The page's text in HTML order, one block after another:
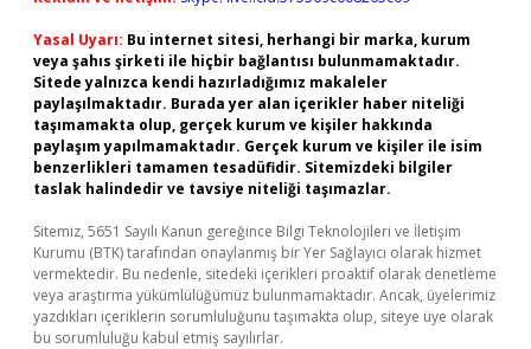
Yasal Uyarı: Bu internet sitesi, herhangi bir marka, kurum
veya şahıs şirketi ile hiçbir bağlantısı bulunmamaktadır.
Sitede yalnızca kendi hazırladığımız makaleler
paylaşılmaktadır. Burada yer alan içerikler haber niteliği
taşımamakta olup, gerçek kurum ve kişiler hakkında
paylaşım yapılmamaktadır. Gerçek kurum ve kişiler ile isim
benzerlikleri tamamen tesadüfidir. Sitemizdeki bilgiler
taslak halindedir ve tavsiye niteliği taşımazlar.
Sitemiz, 5651 Sayılı Kanun gereğince Bilgi Teknolojileri ve İletişim
Kurumu (BTK) tarafından onaylanmış bir Yer Sağlayıcı olarak hizmet
vermektedir. Bu nedenle, sitedeki içerikleri proaktif olarak denetleme
veya araştırma yükümlülüğümüz bulunmamaktadır. Ancak, üyelerimiz
yazdıkları içeriklerin sorumluluğunu taşımakta olup, siteye üye olarak
bu sorumluluğu kabul etmiş sayılırlar.